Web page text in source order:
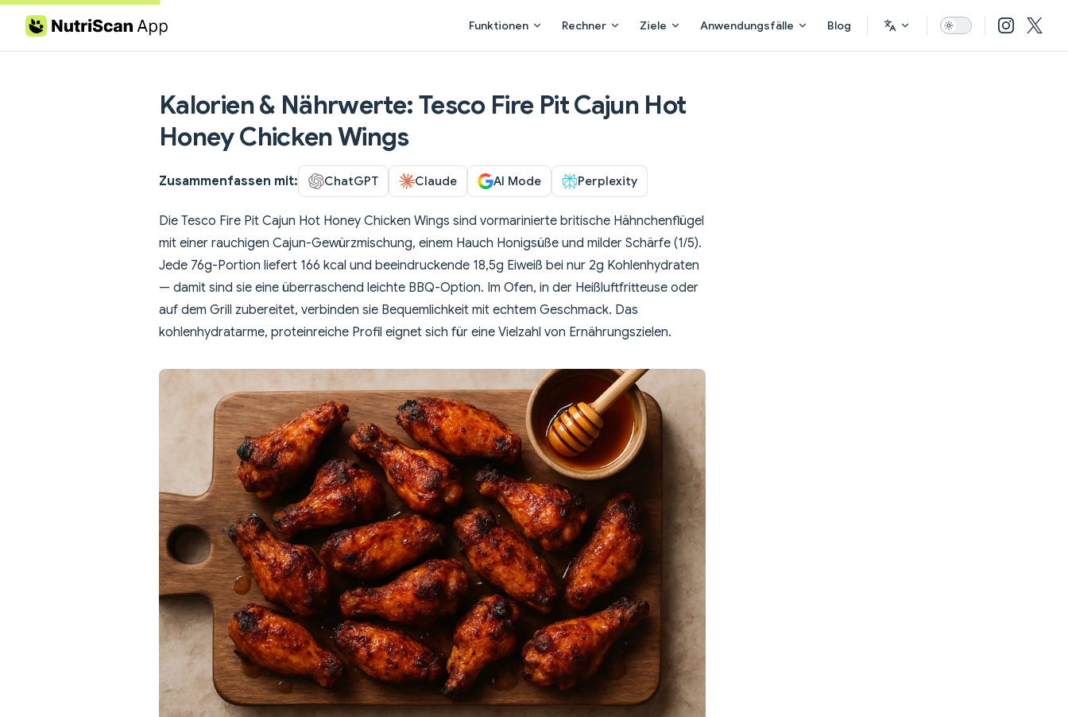
Skip to content Funktionen Rechner Ziele Anwendungsfälle Blog
Kalorien & Nährwerte: Tesco Fire Pit Cajun Hot
Honey Chicken Wings
Zusammenfassen mit: ChatGPT Claude AI Mode Perplexity
Die Tesco Fire Pit Cajun Hot Honey Chicken Wings sind vormarinierte britische Hähnchenflügel
mit einer rauchigen Cajun-Gewürzmischung, einem Hauch Honigsüße und milder Schärfe (1/5).
Jede 76g-Portion liefert 166 kcal und beeindruckende 18,5g Eiweiß bei nur 2g Kohlenhydraten
— damit sind sie eine überraschend leichte BBQ-Option. Im Ofen, in der Heißluftfritteuse oder
auf dem Grill zubereitet, verbinden sie Bequemlichkeit mit echtem Geschmack. Das
kohlenhydratarme, proteinreiche Profil eignet sich für eine Vielzahl von Ernährungszielen.